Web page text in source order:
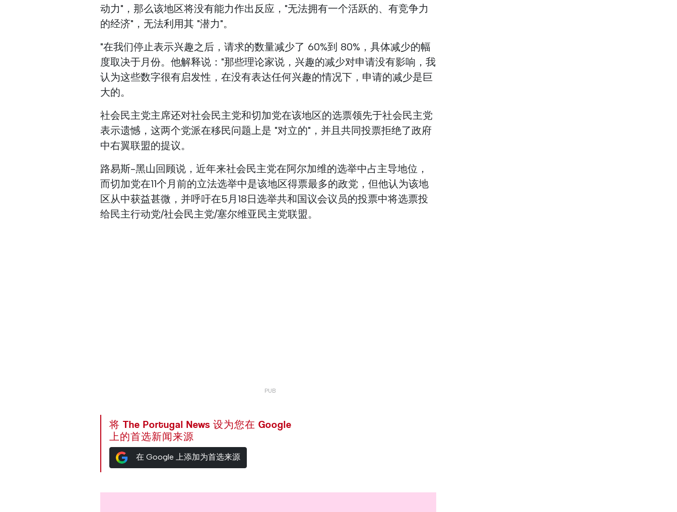
动力"，那么该地区将没有能力作出反应，"无法拥有一个活跃的、有竞争力
的经济"，无法利用其 "潜力"。
"在我们停止表示兴趣之后，请求的数量减少了 60%到 80%，具体减少的幅
度取决于月份。他解释说："那些理论家说，兴趣的减少对申请没有影响，我
认为这些数字很有启发性，在没有表达任何兴趣的情况下，申请的减少是巨
大的。
社会民主党主席还对社会民主党和切加党在该地区的选票领先于社会民主党
表示遗憾，这两个党派在移民问题上是 "对立的"，并且共同投票拒绝了政府
中右翼联盟的提议。
路易斯-黑山回顾说，近年来社会民主党在阿尔加维的选举中占主导地位，
而切加党在11个月前的立法选举中是该地区得票最多的政党，但他认为该地
区从中获益甚微，并呼吁在5月18日选举共和国议会议员的投票中将选票投
给民主行动党/社会民主党/塞尔维亚民主党联盟。
将 The Portugal News 设为您在 Google
上的首选新闻来源
在 Google 上添加为首选来源